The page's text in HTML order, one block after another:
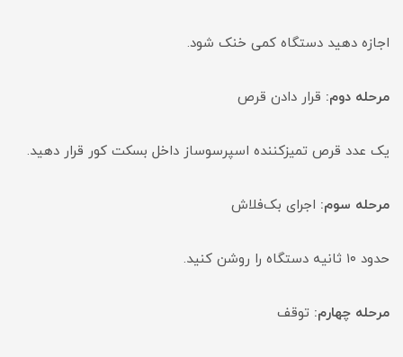
اجازه دهید دستگاه کمی خنک شود.
مرحله دوم: قرار دادن قرص
یک عدد قرص تمیزکننده اسپرسوساز داخل بسکت کور قرار دهید.
مرحله سوم: اجرای بک‌فلاش
حدود ۱۰ ثانیه دستگاه را روشن کنید.
مرحله چهارم: توقف